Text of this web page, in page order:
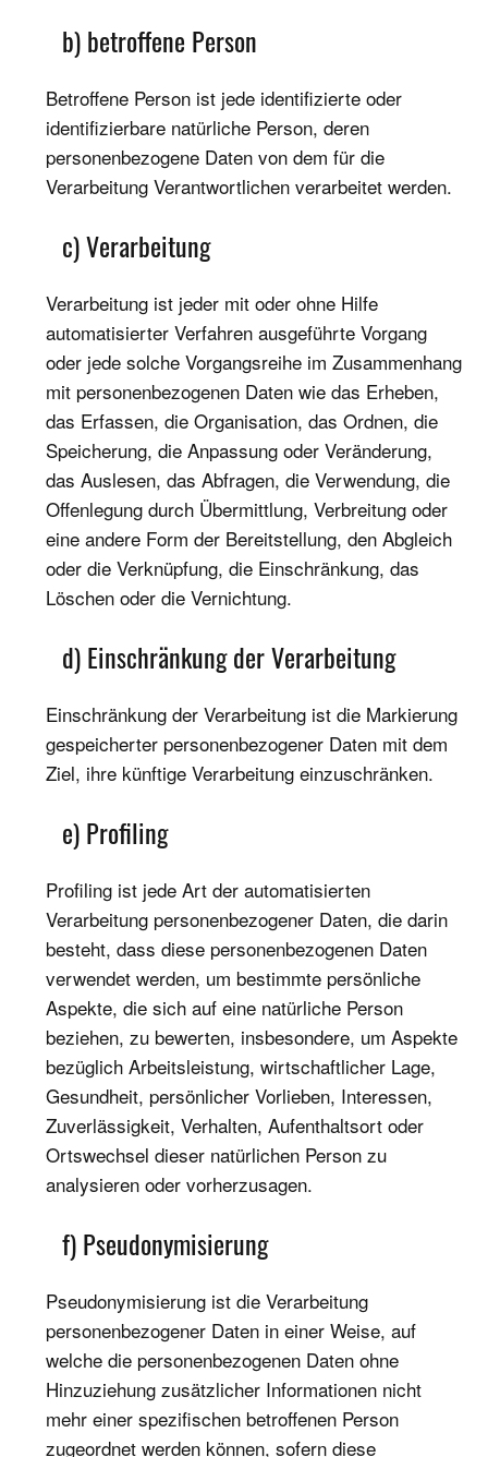
b) betroffene Person
Betroffene Person ist jede identifizierte oder
identifizierbare natürliche Person, deren
personenbezogene Daten von dem für die
Verarbeitung Verantwortlichen verarbeitet werden.
c) Verarbeitung
Verarbeitung ist jeder mit oder ohne Hilfe
automatisierter Verfahren ausgeführte Vorgang
oder jede solche Vorgangsreihe im Zusammenhang
mit personenbezogenen Daten wie das Erheben,
das Erfassen, die Organisation, das Ordnen, die
Speicherung, die Anpassung oder Veränderung,
das Auslesen, das Abfragen, die Verwendung, die
Offenlegung durch Übermittlung, Verbreitung oder
eine andere Form der Bereitstellung, den Abgleich
oder die Verknüpfung, die Einschränkung, das
Löschen oder die Vernichtung.
d) Einschränkung der Verarbeitung
Einschränkung der Verarbeitung ist die Markierung
gespeicherter personenbezogener Daten mit dem
Ziel, ihre künftige Verarbeitung einzuschränken.
e) Profiling
Profiling ist jede Art der automatisierten
Verarbeitung personenbezogener Daten, die darin
besteht, dass diese personenbezogenen Daten
verwendet werden, um bestimmte persönliche
Aspekte, die sich auf eine natürliche Person
beziehen, zu bewerten, insbesondere, um Aspekte
bezüglich Arbeitsleistung, wirtschaftlicher Lage,
Gesundheit, persönlicher Vorlieben, Interessen,
Zuverlässigkeit, Verhalten, Aufenthaltsort oder
Ortswechsel dieser natürlichen Person zu
analysieren oder vorherzusagen.
f) Pseudonymisierung
Pseudonymisierung ist die Verarbeitung
personenbezogener Daten in einer Weise, auf
welche die personenbezogenen Daten ohne
Hinzuziehung zusätzlicher Informationen nicht
mehr einer spezifischen betroffenen Person
zugeordnet werden können, sofern diese